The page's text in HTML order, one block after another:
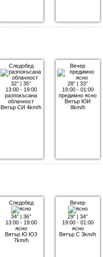
Следобед
32° |35°
13:00 - 19:00
разпокъсана
облачност
Вятър СИ 4km/h
Вечер
28° |33°
19:00 - 01:00
предимно ясно
Вятър ЮИ
8km/h
Следобед
34° |36°
13:00 - 19:00
ясно
Вятър Ю ЮЗ
7km/h
Вечер
29° |34°
19:00 - 01:00
ясно
Вятър С 3km/h